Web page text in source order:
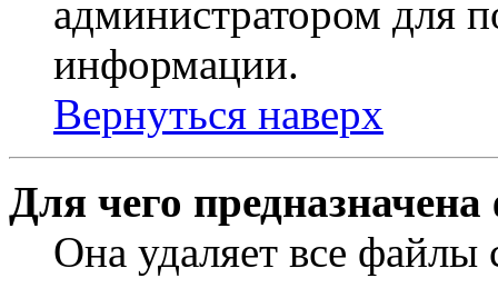
администратором для
информации.
Вернуться наверх
Для чего
Она удаляет все файлы